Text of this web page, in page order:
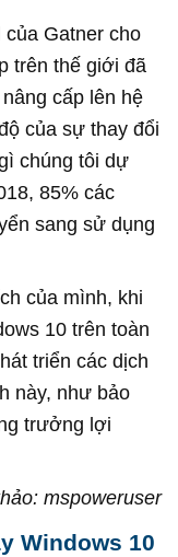
Gatner cho
trên thế giới đã
cấp lên hệ
của sự thay đổi
chúng tôi dự
85% các
sang sử dụng
của mình, khi
10 trên toàn
triển các dịch
này, như bảo
trưởng lợi
mspoweruser
Windows 10